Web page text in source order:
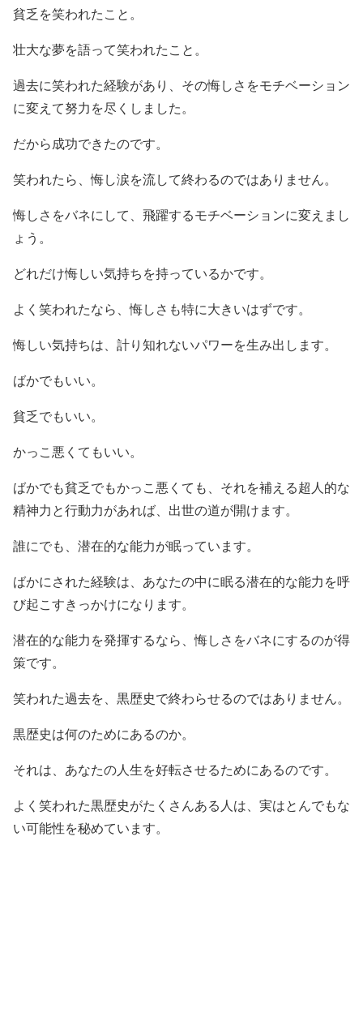
貧乏を笑われたこと。
壮大な夢を語って笑われたこと。
過去に笑われた経験があり、その悔しさをモチベーション
に変えて努力を尽くしました。
だから成功できたのです。
笑われたら、悔し涙を流して終わるのではありません。
悔しさをバネにして、飛躍するモチベーションに変えまし
ょう。
どれだけ悔しい気持ちを持っているかです。
よく笑われたなら、悔しさも特に大きいはずです。
悔しい気持ちは、計り知れないパワーを生み出します。
ばかでもいい。
貧乏でもいい。
かっこ悪くてもいい。
ばかでも貧乏でもかっこ悪くても、それを補える超人的な
精神力と行動力があれば、出世の道が開けます。
誰にでも、潜在的な能力が眠っています。
ばかにされた経験は、あなたの中に眠る潜在的な能力を呼
び起こすきっかけになります。
潜在的な能力を発揮するなら、悔しさをバネにするのが得
策です。
笑われた過去を、黒歴史で終わらせるのではありません。
黒歴史は何のためにあるのか。
それは、あなたの人生を好転させるためにあるのです。
よく笑われた黒歴史がたくさんある人は、実はとんでもな
い可能性を秘めています。